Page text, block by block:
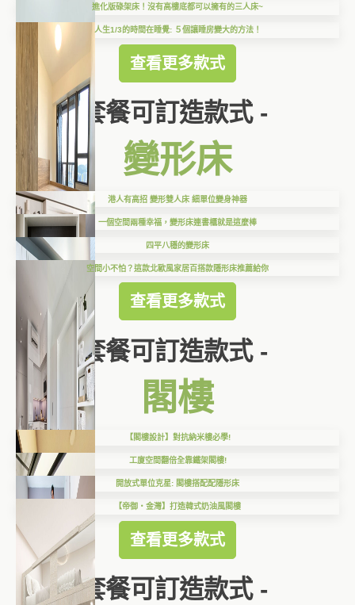
進化版碌架床！沒有高樓底都可以擁有的三人床~
人生1/3的時間在睡覺: ５個讓睡房變大的方法！
查看更多款式
套餐可訂造款式 -
變形床
港人有高招 變形雙人床 細單位變身神器
一個空間兩種幸福，變形床連書櫃就是這麼棒
四平八穩的變形床
空間小不怕？這款北歐風家居百搭款隱形床推薦給你
查看更多款式
套餐可訂造款式 -
閣樓
【閣樓設計】對抗納米樓必學!
工廈空間翻倍全靠鐵架閣樓!
開放式單位克星: 閣樓搭配配隱形床
【帝御‧金灣】打造韓式奶油風閣樓
查看更多款式
套餐可訂造款式 -